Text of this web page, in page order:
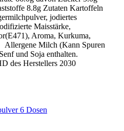
8.8g Zutaten Kartoffeln
jodiertes
Maisstärke,
Aroma, Kurkuma,
Milch (Kann Spuren
und Soja enthalten.
des Her­stel­lers 2030